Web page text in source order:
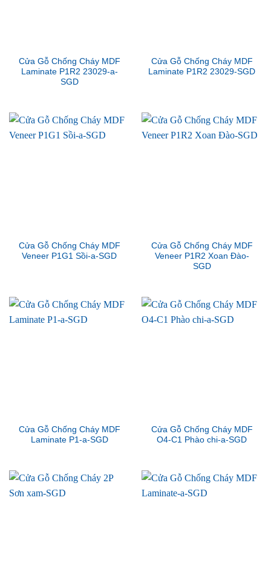
Cửa Gỗ Chống Cháy MDF
Laminate P1R2 23029-a-
SGD
Cửa Gỗ Chống Cháy MDF
Laminate P1R2 23029-SGD
Cửa Gỗ Chống Cháy MDF
Veneer P1G1 Sồi-a-SGD
Cửa Gỗ Chống Cháy MDF
Veneer P1R2 Xoan Đào-
SGD
Cửa Gỗ Chống Cháy MDF
Laminate P1-a-SGD
Cửa Gỗ Chống Cháy MDF
O4-C1 Phào chi-a-SGD